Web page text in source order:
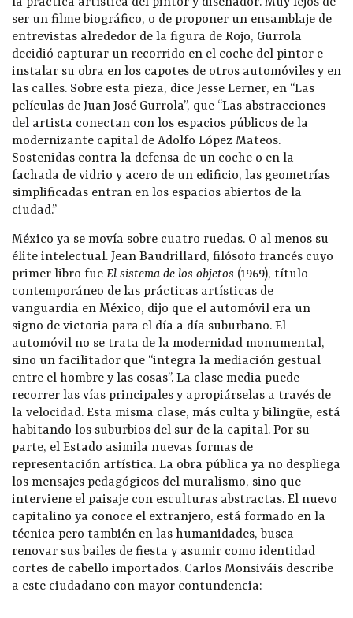
ser un filme biográfico, o de proponer un ensamblaje de
entrevistas alrededor de la figura de Rojo, Gurrola
decidió capturar un recorrido en el coche del pintor e
instalar su obra en los capotes de otros automóviles y en
las calles. Sobre esta pieza, dice Jesse Lerner, en “Las
películas de Juan José Gurrola”, que “Las abstracciones
del artista conectan con los espacios públicos de la
modernizante capital de Adolfo López Mateos.
Sostenidas contra la defensa de un coche o en la
fachada de vidrio y acero de un edificio, las geometrías
simplificadas entran en los espacios abiertos de la
ciudad.”
México ya se movía sobre cuatro ruedas. O al menos su
élite intelectual. Jean Baudrillard, filósofo francés cuyo
primer libro fue El sistema de los objetos (1969), título
contemporáneo de las prácticas artísticas de
vanguardia en México, dijo que el automóvil era un
signo de victoria para el día a día suburbano. El
automóvil no se trata de la modernidad monumental,
sino un facilitador que “integra la mediación gestual
entre el hombre y las cosas”. La clase media puede
recorrer las vías principales y apropiárselas a través de
la velocidad. Esta misma clase, más culta y bilingüe, está
habitando los suburbios del sur de la capital. Por su
parte, el Estado asimila nuevas formas de
representación artística. La obra pública ya no despliega
los mensajes pedagógicos del muralismo, sino que
interviene el paisaje con esculturas abstractas. El nuevo
capitalino ya conoce el extranjero, está formado en la
técnica pero también en las humanidades, busca
renovar sus bailes de fiesta y asumir como identidad
cortes de cabello importados. Carlos Monsiváis describe
a este ciudadano con mayor contundencia: